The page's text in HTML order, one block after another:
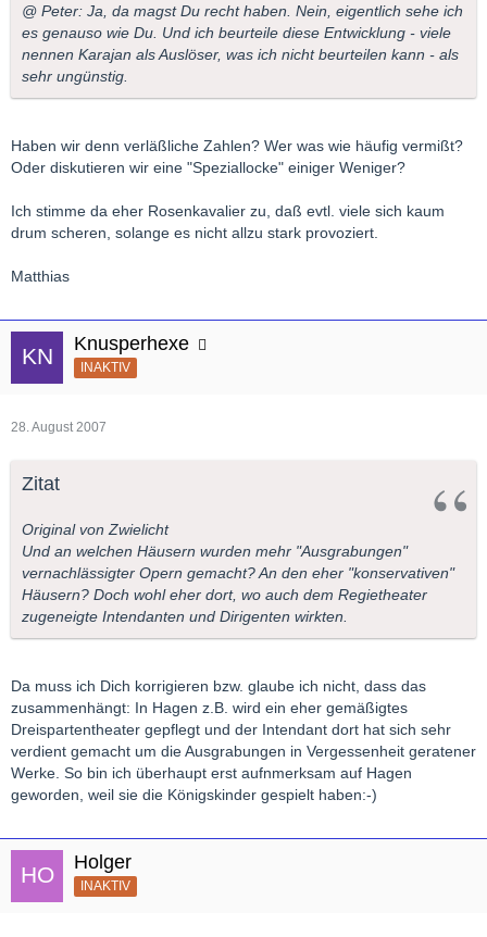
@ Peter: Ja, da magst Du recht haben. Nein, eigentlich sehe ich
es genauso wie Du. Und ich beurteile diese Entwicklung - viele
nennen Karajan als Auslöser, was ich nicht beurteilen kann - als
sehr ungünstig.
Haben wir denn verläßliche Zahlen? Wer was wie häufig vermißt?
Oder diskutieren wir eine "Speziallocke" einiger Weniger?
Ich stimme da eher Rosenkavalier zu, daß evtl. viele sich kaum
drum scheren, solange es nicht allzu stark provoziert.
Matthias
Knusperhexe
INAKTIV
28. August 2007
Zitat
Original von Zwielicht
Und an welchen Häusern wurden mehr "Ausgrabungen"
vernachlässigter Opern gemacht? An den eher "konservativen"
Häusern? Doch wohl eher dort, wo auch dem Regietheater
zugeneigte Intendanten und Dirigenten wirkten.
Da muss ich Dich korrigieren bzw. glaube ich nicht, dass das
zusammenhängt: In Hagen z.B. wird ein eher gemäßigtes
Dreispartentheater gepflegt und der Intendant dort hat sich sehr
verdient gemacht um die Ausgrabungen in Vergessenheit geratener
Werke. So bin ich überhaupt erst aufnmerksam auf Hagen
geworden, weil sie die Königskinder gespielt haben:-)
Holger
INAKTIV